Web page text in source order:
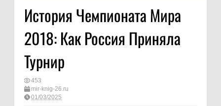
История Чемпионата Мира
2018: Как Россия Приняла
Турнир
453
mir-knig-26.ru
01/03/2025